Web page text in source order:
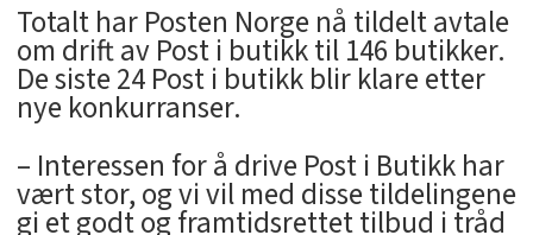
Totalt har Posten Norge nå tildelt avtale
om drift av Post i butikk til 146 butikker.
De siste 24 Post i butikk blir klare etter
nye konkurranser.
– Interessen for å drive Post i Butikk har
vært stor, og vi vil med disse tildelingene
gi et godt og framtidsrettet tilbud i tråd